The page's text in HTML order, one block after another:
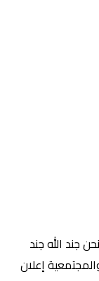
جند الله جند
إعلان